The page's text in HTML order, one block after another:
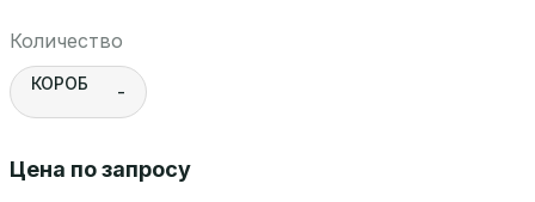
Количество
КОРОБ -
Цена по запросу